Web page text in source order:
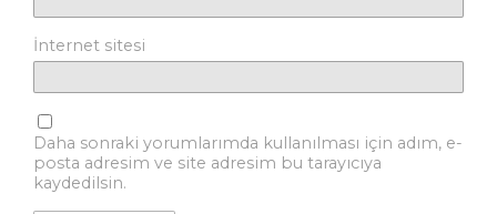
İnternet sitesi
Daha sonraki yorumlarımda kullanılması için adım, e-
posta adresim ve site adresim bu tarayıcıya
kaydedilsin.